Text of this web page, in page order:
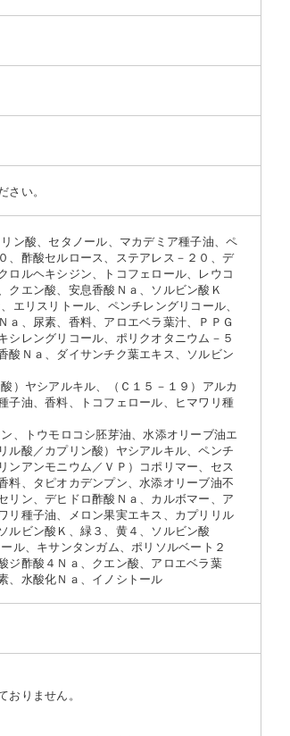
さい。
酸、セタノール、マカデミア種子油、ペ
、酢酸セルロース、ステアレス－２０、デ
ロルヘキシジン、トコフェロール、レウコ
クエン酸、安息香酸Ｎａ、ソルビン酸Ｋ
リスリトール、ペンチレングリコール、
ａ、尿素、香料、アロエベラ葉汁、ＰＰＧ
シレングリコール、ポリクオタニウム－５
酸Ｎａ、ダイサンチク葉エキス、ソルビン
ヤシアルキル、（Ｃ１５－１９）アルカ
子油、香料、トコフェロール、ヒマワリ種
トウモロコシ胚芽油、水添オリーブ油エ
ル酸／カプリン酸）ヤシアルキル、ペンチ
ンアンモニウム／ＶＰ）コポリマー、セス
料、タピオカデンプン、水添オリーブ油不
リン、デヒドロ酢酸Ｎａ、カルボマー、ア
リ種子油、メロン果実エキス、カプリリル
ルビン酸Ｋ、緑３、黄４、ソルビン酸
、キサンタンガム、ポリソルベート２
ジ酢酸４Ｎａ、クエン酸、アロエベラ葉
、水酸化Ｎａ、イノシトール
おりません。